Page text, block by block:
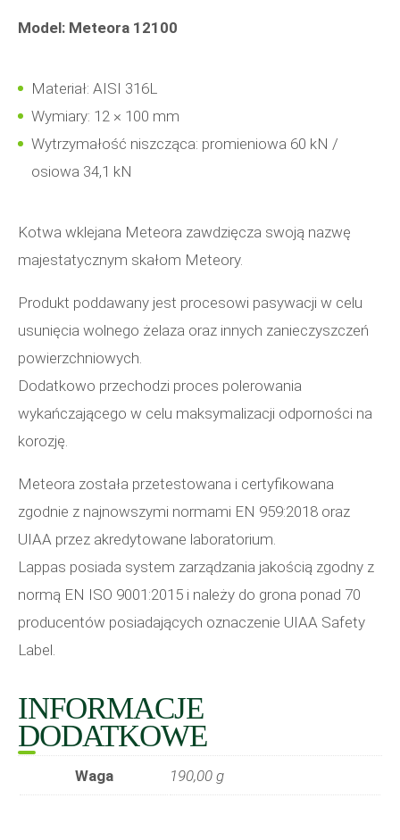
Model: Meteora 12100
Materiał: AISI 316L
Wymiary: 12 × 100 mm
Wytrzymałość niszcząca: promieniowa 60 kN /
osiowa 34,1 kN
Kotwa wklejana Meteora zawdzięcza swoją nazwę
majestatycznym skałom Meteory.
Produkt poddawany jest procesowi pasywacji w celu
usunięcia wolnego żelaza oraz innych zanieczyszczeń
powierzchniowych.
Dodatkowo przechodzi proces polerowania
wykańczającego w celu maksymalizacji odporności na
korozję.
Meteora została przetestowana i certyfikowana
zgodnie z najnowszymi normami EN 959:2018 oraz
UIAA przez akredytowane laboratorium.
Lappas posiada system zarządzania jakością zgodny z
normą EN ISO 9001:2015 i należy do grona ponad 70
producentów posiadających oznaczenie UIAA Safety
Label.
INFORMACJE
DODATKOWE
Waga 190,00 g